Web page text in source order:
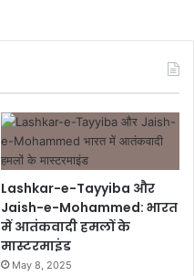
Lashkar-e-Tayyiba और
Jaish-e-Mohammed: भारत
में आतंकवादी हमलों के
मास्टरमाइंड
May 8, 2025